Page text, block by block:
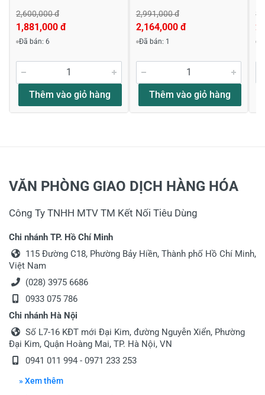
2,600,000 đ
1,881,000 đ
Đã bán: 6
Thêm vào giỏ hàng
2,991,000 đ
2,164,000 đ
Đã bán: 1
Thêm vào giỏ hàng
VĂN PHÒNG GIAO DỊCH HÀNG HÓA
Công Ty TNHH MTV TM Kết Nối Tiêu Dùng
Chi nhánh TP. Hồ Chí Minh
115 Đường C18, Phường Bảy Hiền, Thành phố Hồ Chí Minh,
Việt Nam
(028) 3975 6686
0933 075 786
Chi nhánh Hà Nội
Số L7-16 KĐT mới Đại Kim, đường Nguyễn Xiển, Phường
Đại Kim, Quận Hoàng Mai, TP. Hà Nội, VN
0941 011 994 - 0971 233 253
» Xem thêm